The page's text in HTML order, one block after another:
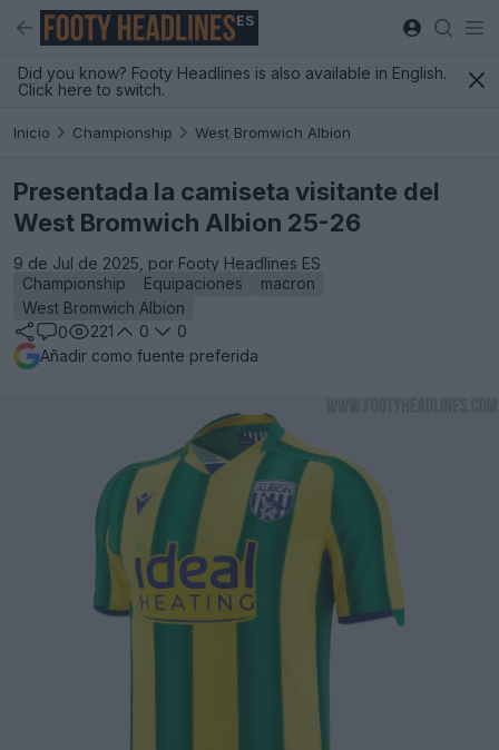
ES
Did you know? Footy Headlines is also available in English.
Click here to switch.
Inicio Championship West Bromwich Albion
Presentada la camiseta visitante del
West Bromwich Albion 25-26
9 de Jul de 2025, por Footy Headlines ES
Championship
Equipaciones
macron
West Bromwich Albion
0
221 0
0
Añadir como fuente preferida